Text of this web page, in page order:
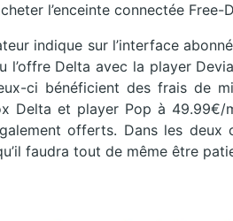
l’enceinte connectée Free-
indique sur l’interface
l’offre Delta avec la player
ci bénéficient des frais de
Delta et player Pop à 49.99€/
offerts. Dans les deux
faudra tout de même être